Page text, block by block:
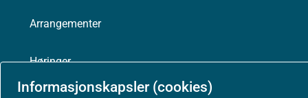
Informasjonskapsler (cookies)
Arrangementer
Høringer